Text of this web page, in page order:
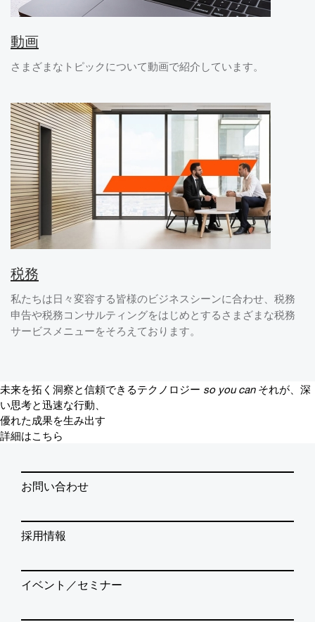
動画
さまざまなトピックについて動画で紹介しています。
税務
私たちは日々変容する皆様のビジネスシーンに合わせ、税務
申告や税務コンサルティングをはじめとするさまざまな税務
サービスメニューをそろえております。
未来を拓く洞察と信頼できるテクノロジー so you can それが、深
い思考と迅速な行動、
優れた成果を生み出す
詳細はこちら
お問い合わせ
採用情報
イベント／セミナー